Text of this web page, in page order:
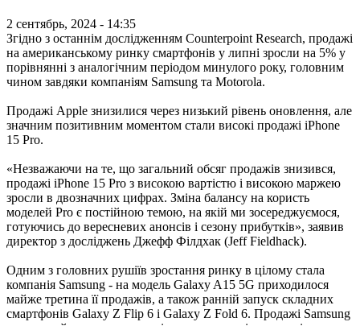
2 сентябрь, 2024 - 14:35
Згідно з останнім дослідженням Counterpoint Research, продажі
на американському ринку смартфонів у липні зросли на 5% у
порівнянні з аналогічним періодом минулого року, головним
чином завдяки компаніям Samsung та Motorola.
Продажі Apple знизилися через низький рівень оновлення, але
значним позитивним моментом стали високі продажі iPhone
15 Pro.
«Незважаючи на те, що загальний обсяг продажів знизився,
продажі iPhone 15 Pro з високою вартістю і високою маржею
зросли в двозначних цифрах. Зміна балансу на користь
моделей Pro є постійною темою, на якій ми зосереджуємося,
готуючись до вересневих анонсів і сезону прибутків», заявив
директор з досліджень Джефф Філдхак (Jeff Fieldhack).
Одним з головних рушіїв зростання ринку в цілому стала
компанія Samsung - на модель Galaxy A15 5G приходилося
майже третина її продажів, а також ранній запуск складних
смартфонів Galaxy Z Flip 6 і Galaxy Z Fold 6. Продажі Samsung